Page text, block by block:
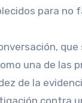
para no
una de las
de la